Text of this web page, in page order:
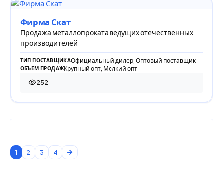
Фирма Скат
Продажа металлопроката ведущих отечественных
производителей
ТИП ПОСТАВЩИКАОфициальный дилер, Оптовый поставщик
ОБЪЕМ ПРОДАЖКрупный опт, Мелкий опт
252
252 просмотра
1 2 3 4